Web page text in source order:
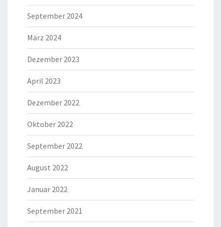
September 2024
März 2024
Dezember 2023
April 2023
Dezember 2022
Oktober 2022
September 2022
August 2022
Januar 2022
September 2021